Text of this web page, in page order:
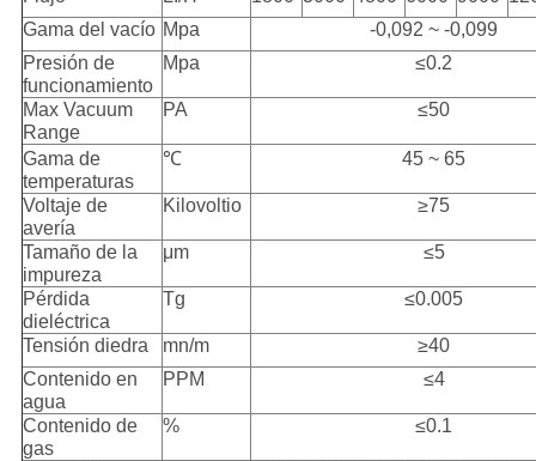
Gama del vacío Mpa
-0,092 ~ -0,099
Presión de
funcionamiento
Mpa ≤0.2
Max Vacuum
Range
PA ≤50
Gama de
temperaturas
℃ 45 ~ 65
Voltaje de
avería
Kilovoltio ≥75
Tamaño de la
impureza
μm ≤5
Pérdida
dieléctrica
Tg ≤0.005
Tensión diedra mn/m
≥40
Contenido en
agua
PPM ≤4
Contenido de
gas
% ≤0.1